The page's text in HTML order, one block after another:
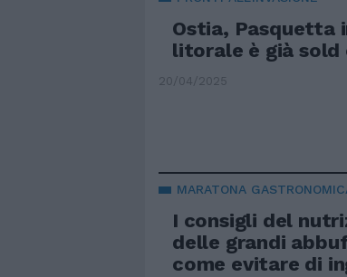
Ostia, Pasquetta
litorale è già sold
20/04/2025
MARATONA
I consigli del
delle grandi
come evitare di